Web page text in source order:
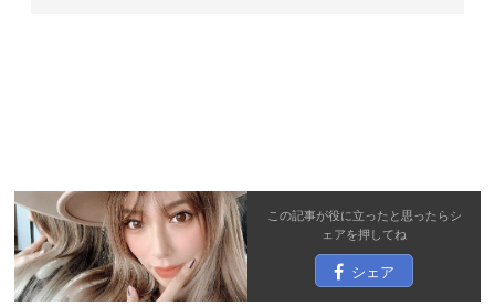
この記事が役に立ったと思ったらシ
ェアを押してね
シェア